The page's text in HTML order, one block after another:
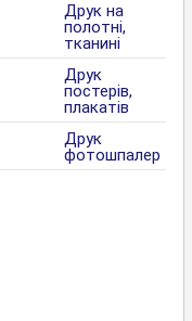
Друк на
полотні,
тканині
Друк
постерів,
плакатів
Друк
фотошпалер